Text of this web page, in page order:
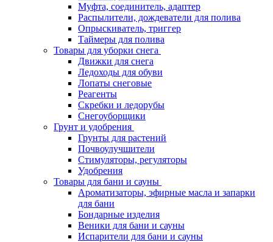
Муфта, соединитель, адаптер
Распылители, дождеватели для полива
Опрыскиватель, триггер
Таймеры для полива
Товары для уборки снега
Движки для снега
Ледоходы для обуви
Лопаты снеговые
Реагенты
Скребки и ледорубы
Снегоуборщики
Грунт и удобрения
Грунты для растений
Почвоулучшители
Стимуляторы, регуляторы
Удобрения
Товары для бани и сауны
Ароматизаторы, эфирные масла и запарки
для бани
Бондарные изделия
Веники для бани и сауны
Испарители для бани и сауны